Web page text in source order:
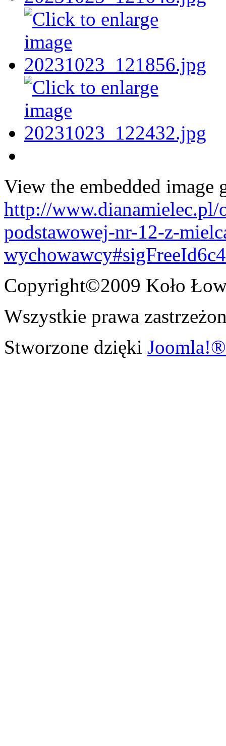
View the embedded image
http://www.dianamielec.pl/
podstawowej-nr-12-z-
Copyright©2009 Koło
Wszystkie prawa
Stworzone dzięki Joomla!®